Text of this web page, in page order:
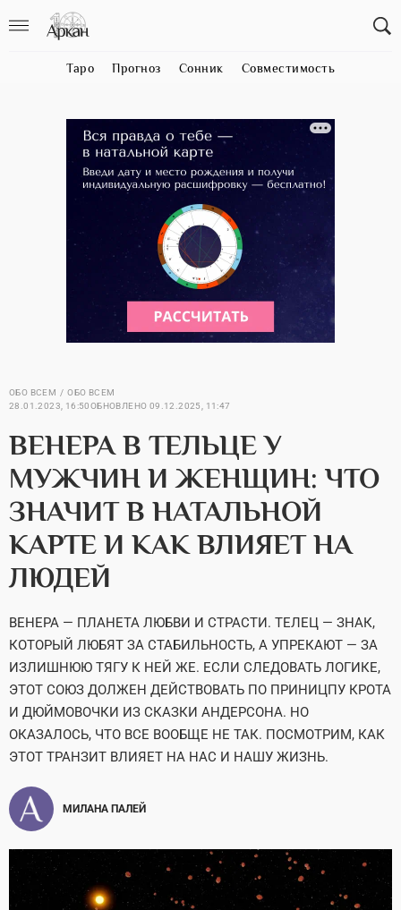
Таро Прогноз Сонник Совместимость
ОБО ВСЕМ
ОБО ВСЕМ
28.01.2023, 16:50ОБНОВЛЕНО 09.12.2025, 11:47
ВЕНЕРА В ТЕЛЬЦЕ У
МУЖЧИН И ЖЕНЩИН: ЧТО
ЗНАЧИТ В НАТАЛЬНОЙ
КАРТЕ И КАК ВЛИЯЕТ НА
ЛЮДЕЙ
ВЕНЕРА — ПЛАНЕТА ЛЮБВИ И СТРАСТИ. ТЕЛЕЦ — ЗНАК,
КОТОРЫЙ ЛЮБЯТ ЗА СТАБИЛЬНОСТЬ, А УПРЕКАЮТ — ЗА
ИЗЛИШНЮЮ ТЯГУ К НЕЙ ЖЕ. ЕСЛИ СЛЕДОВАТЬ ЛОГИКЕ,
ЭТОТ СОЮЗ ДОЛЖЕН ДЕЙСТВОВАТЬ ПО ПРИНИЦПУ КРОТА
И ДЮЙМОВОЧКИ ИЗ СКАЗКИ АНДЕРСОНА. НО
ОКАЗАЛОСЬ, ЧТО ВСЕ ВООБЩЕ НЕ ТАК. ПОСМОТРИМ, КАК
ЭТОТ ТРАНЗИТ ВЛИЯЕТ НА НАС И НАШУ ЖИЗНЬ.
МИЛАНА ПАЛЕЙ